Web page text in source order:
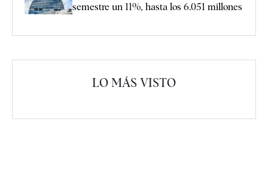
semestre un 11%, hasta los 6.051 millones
LO MÁS VISTO